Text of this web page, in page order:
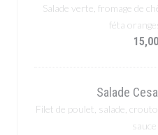
Salade verte, fromage de
féta
Salade
Filet de poulet, salade,